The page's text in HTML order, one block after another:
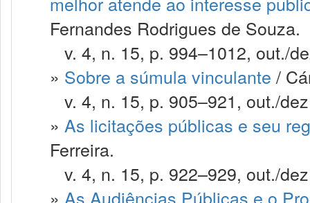
Fernandes Rodrigues de Souza.
v. 4, n. 15, p. 994–1012, out./
» Sobre a súmula vinculante /
v. 4, n. 15, p. 905–921, out./
» As licitações públicas e seu
Ferreira.
v. 4, n. 15, p. 922–929, out./
» As Audiências Públicas e o